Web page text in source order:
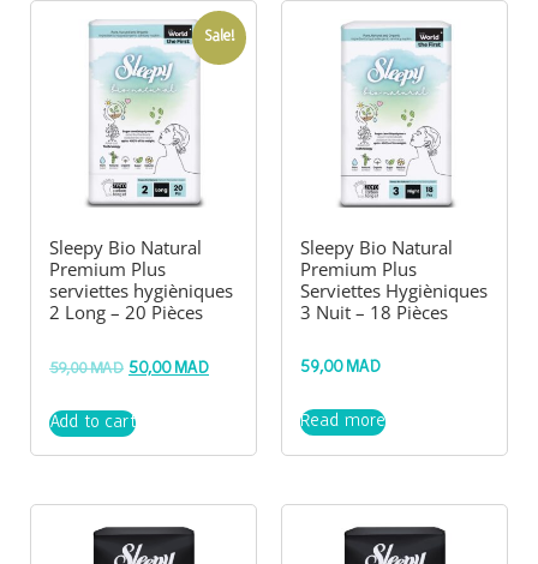
Sale!
Sleepy Bio Natural
Premium Plus
serviettes hygièniques
2 Long – 20 Pièces
59,00MAD 50,00 MAD
Add to cart
Sleepy Bio Natural
Premium Plus
Serviettes Hygièniques
3 Nuit – 18 Pièces
59,00 MAD
Read more